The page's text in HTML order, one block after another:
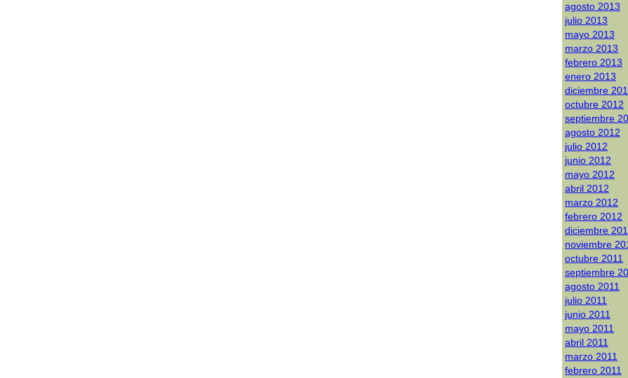
agosto 2013
julio 2013
mayo 2013
marzo 2013
febrero 2013
enero 2013
diciembre
octubre 2012
septiembre
agosto 2012
julio 2012
junio 2012
mayo 2012
abril 2012
marzo 2012
febrero 2012
diciembre
noviembre
octubre 2011
septiembre
agosto 2011
julio 2011
junio 2011
mayo 2011
abril 2011
marzo 2011
febrero 2011